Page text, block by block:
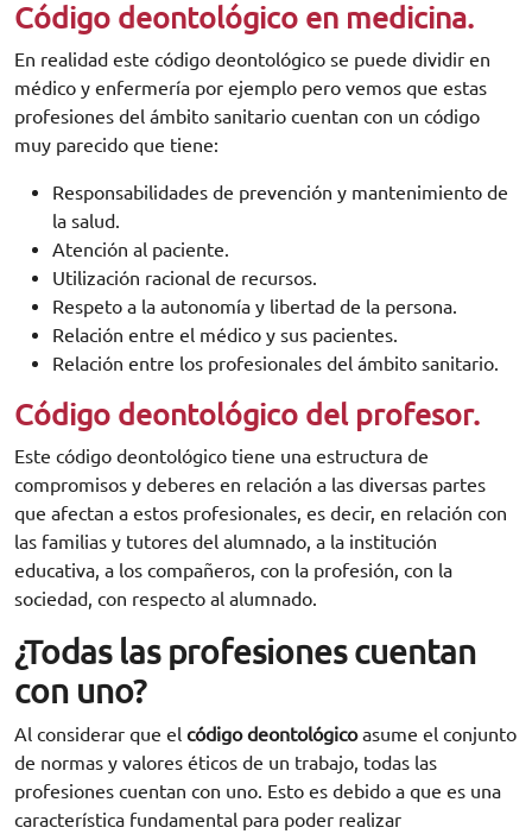
Código deontológico en medicina.
En realidad este código deontológico se puede dividir en
médico y enfermería por ejemplo pero vemos que estas
profesiones del ámbito sanitario cuentan con un código
muy parecido que tiene:
Responsabilidades de prevención y mantenimiento de
la salud.
Atención al paciente.
Utilización racional de recursos.
Respeto a la autonomía y libertad de la persona.
Relación entre el médico y sus pacientes.
Relación entre los profesionales del ámbito sanitario.
Código deontológico del profesor.
Este código deontológico tiene una estructura de
compromisos y deberes en relación a las diversas partes
que afectan a estos profesionales, es decir, en relación con
las familias y tutores del alumnado, a la institución
educativa, a los compañeros, con la profesión, con la
sociedad, con respecto al alumnado.
¿Todas las profesiones cuentan
con uno?
Al considerar que el código deontológicoasume el conjunto
de normas y valores éticos de un trabajo, todas las
profesiones cuentan con uno. Esto es debido a que es una
característica fundamental para poder realizar